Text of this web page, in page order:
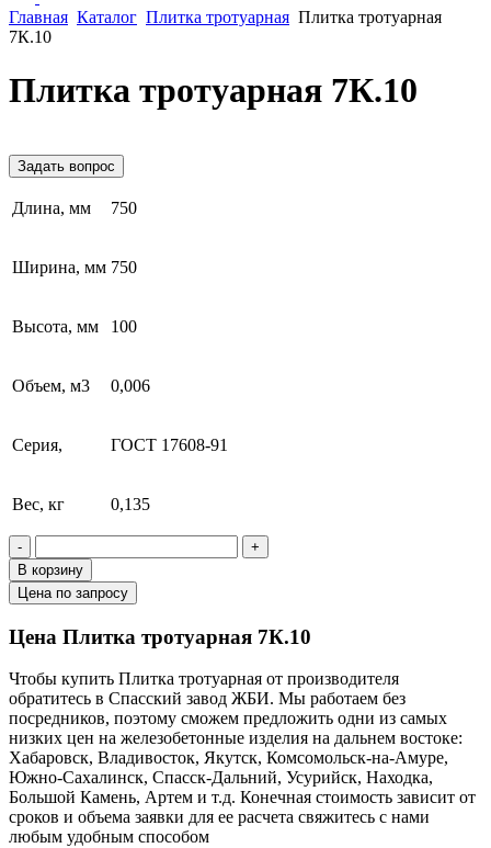
Главная Каталог Плитка тротуарная Плитка тротуарная
7К.10
Плитка тротуарная 7К.10
Задать вопрос
Длина, мм 750
Ширина, мм 750
Высота, мм 100
Объем, м3 0,006
Серия, ГОСТ 17608-91
Вес, кг 0,135
-
+
В корзину
Цена по запросу
Цена Плитка тротуарная 7К.10
Чтобы купить Плитка тротуарная от производителя
обратитесь в Cпасский завод ЖБИ. Мы работаем без
посредников, поэтому сможем предложить одни из самых
низких цен на железобетонные изделия на дальнем востоке:
Хабаровск, Владивосток, Якутск, Комсомольск-на-Амуре,
Южно-Сахалинск, Спасск-Дальний, Усурийск, Находка,
Большой Камень, Артем и т.д. Конечная стоимость зависит от
сроков и объема заявки для ее расчета свяжитесь с нами
любым удобным способом